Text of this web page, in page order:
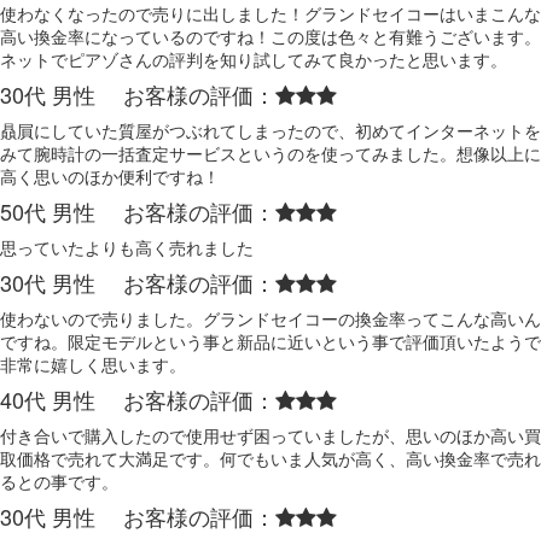
使わなくなったので売りに出しました！グランドセイコーはいまこんな
高い換金率になっているのですね！この度は色々と有難うございます。
ネットでピアゾさんの評判を知り試してみて良かったと思います。
30代 男性 お客様の評価：
贔屓にしていた質屋がつぶれてしまったので、初めてインターネットを
みて腕時計の一括査定サービスというのを使ってみました。想像以上に
高く思いのほか便利ですね！
50代 男性 お客様の評価：
思っていたよりも高く売れました
30代 男性 お客様の評価：
使わないので売りました。グランドセイコーの換金率ってこんな高いん
ですね。限定モデルという事と新品に近いという事で評価頂いたようで
非常に嬉しく思います。
40代 男性 お客様の評価：
付き合いで購入したので使用せず困っていましたが、思いのほか高い買
取価格で売れて大満足です。何でもいま人気が高く、高い換金率で売れ
るとの事です。
30代 男性 お客様の評価：